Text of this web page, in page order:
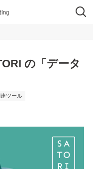
の「データ
ツール